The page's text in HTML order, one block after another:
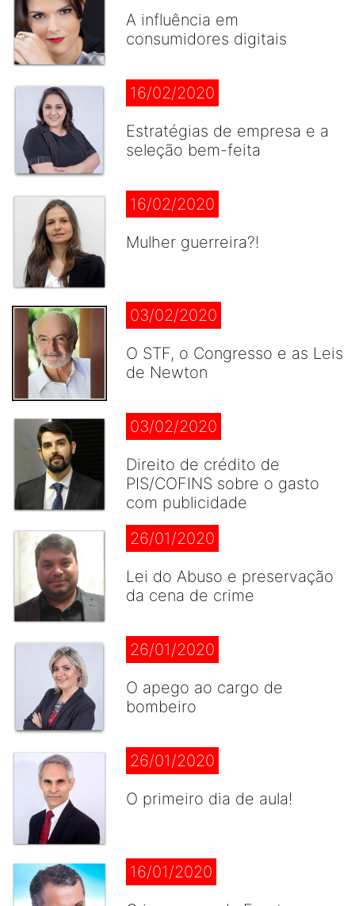
A influência em
consumidores digitais
16/02/2020
Estratégias de empresa e a
seleção bem-feita
16/02/2020
Mulher guerreira?!
03/02/2020
O STF, o Congresso e as Leis
de Newton
03/02/2020
Direito de crédito de
PIS/COFINS sobre o gasto
com publicidade
26/01/2020
Lei do Abuso e preservação
da cena de crime
26/01/2020
O apego ao cargo de
bombeiro
26/01/2020
O primeiro dia de aula!
16/01/2020